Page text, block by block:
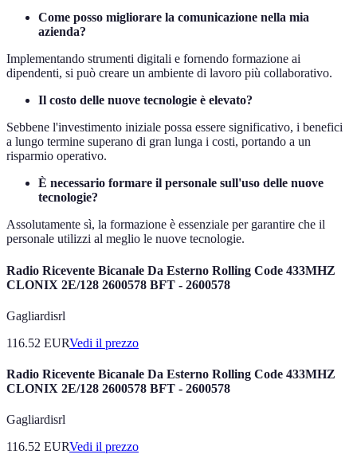
Come posso migliorare la comunicazione nella mia
azienda?
Implementando strumenti digitali e fornendo formazione ai
dipendenti, si può creare un ambiente di lavoro più collaborativo.
Il costo delle nuove tecnologie è elevato?
Sebbene l'investimento iniziale possa essere significativo, i benefici
a lungo termine superano di gran lunga i costi, portando a un
risparmio operativo.
È necessario formare il personale sull'uso delle nuove
tecnologie?
Assolutamente sì, la formazione è essenziale per garantire che il
personale utilizzi al meglio le nuove tecnologie.
Radio Ricevente Bicanale Da Esterno Rolling Code 433MHZ
CLONIX 2E/128 2600578 BFT - 2600578
Gagliardisrl
116.52 EURVedi il prezzo
Radio Ricevente Bicanale Da Esterno Rolling Code 433MHZ
CLONIX 2E/128 2600578 BFT - 2600578
Gagliardisrl
116.52 EURVedi il prezzo